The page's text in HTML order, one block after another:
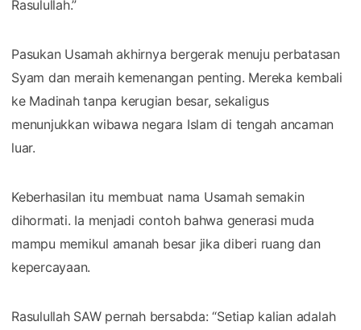
Rasulullah.”
Pasukan Usamah akhirnya bergerak menuju perbatasan
Syam dan meraih kemenangan penting. Mereka kembali
ke Madinah tanpa kerugian besar, sekaligus
menunjukkan wibawa negara Islam di tengah ancaman
luar.
Keberhasilan itu membuat nama Usamah semakin
dihormati. Ia menjadi contoh bahwa generasi muda
mampu memikul amanah besar jika diberi ruang dan
kepercayaan.
Rasulullah SAW pernah bersabda: “Setiap kalian adalah